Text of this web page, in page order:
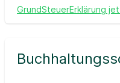
GrundSteuerErklärung